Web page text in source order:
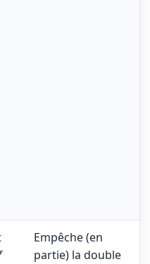
Empêche (en
partie) la double